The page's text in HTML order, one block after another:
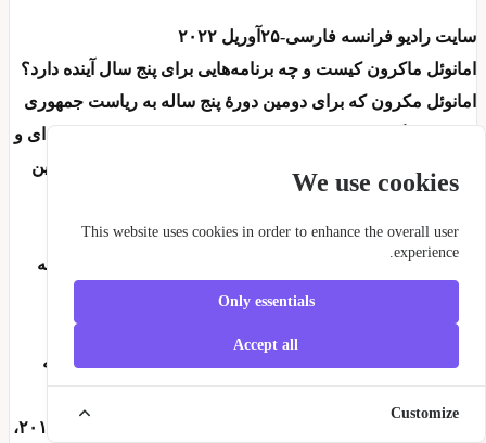
سایت رادیو فرانسه فارسی-۲۵آوریل ۲۰۲۲
امانوئل ماکرون کیست و چه برنامه‌هایی برای پنج سال آینده دارد؟
امانوئل مکرون که برای دومین دورۀ پنج ساله به ریاست جمهوری
فرانسه برگزیده شد، از نظر فرانسوی‌ها به دلیل کارنامه حرفه‌ای و
عملکردش، در مرتبه‌ای بالاتر از رقیب انتخاباتی خود، خانم مارین
امانوئل مکرون، پیش از پیروزی در انتخابات ریاست‌جمهوری
فرانسه در سال ۲۰۱۷، چهره‌ شناخته‌شده‌ای در جهان نبود اما به
دلیل حضور در وزارت اقتصاد و صنعت فرانسه در دوره
ریاست‌جمهوری فرانسوا هولاند و پس از پایه‌گذاری یک حزب
سیاسی و موضع‌گیری در برابر احزاب چپ و راست فرانسه، به
ماکرون در زمان حضور فرانسوا هولاند در کاخ الیزه در سال ۲۰۱۲،
We use cookies
This website uses cookies in order to enhance the overall user
experience.
Only essentials
Accept all
Customize